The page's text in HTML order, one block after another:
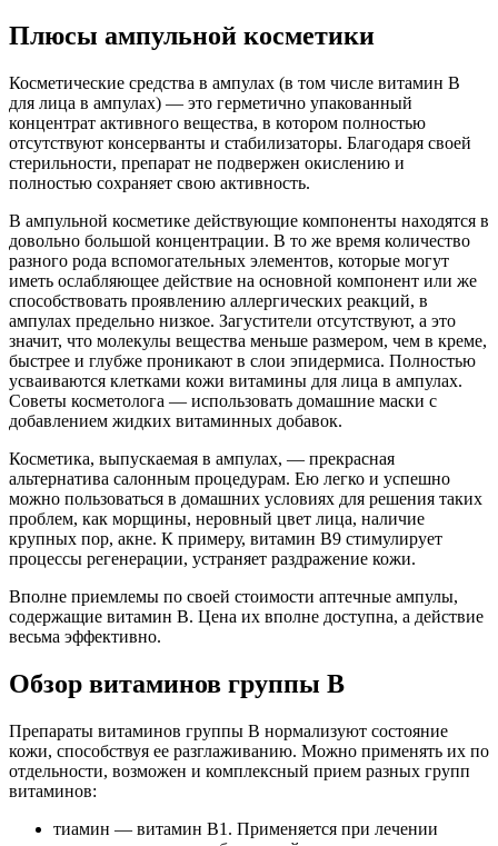
Плюсы ампульной косметики
Косметические средства в ампулах (в том числе витамин В
для лица в ампулах) — это герметично упакованный
концентрат активного вещества, в котором полностью
отсутствуют консерванты и стабилизаторы. Благодаря своей
стерильности, препарат не подвержен окислению и
полностью сохраняет свою активность.
В ампульной косметике действующие компоненты находятся в
довольно большой концентрации. В то же время количество
разного рода вспомогательных элементов, которые могут
иметь ослабляющее действие на основной компонент или же
способствовать проявлению аллергических реакций, в
ампулах предельно низкое. Загустители отсутствуют, а это
значит, что молекулы вещества меньше размером, чем в креме,
быстрее и глубже проникают в слои эпидермиса. Полностью
усваиваются клетками кожи витамины для лица в ампулах.
Советы косметолога — использовать домашние маски с
добавлением жидких витаминных добавок.
Косметика, выпускаемая в ампулах, — прекрасная
альтернатива салонным процедурам. Ею легко и успешно
можно пользоваться в домашних условиях для решения таких
проблем, как морщины, неровный цвет лица, наличие
крупных пор, акне. К примеру, витамин В9 стимулирует
процессы регенерации, устраняет раздражение кожи.
Вполне приемлемы по своей стоимости аптечные ампулы,
содержащие витамин В. Цена их вполне доступна, а действие
весьма эффективно.
Обзор витаминов группы В
Препараты витаминов группы В нормализуют состояние
кожи, способствуя ее разглаживанию. Можно применять их по
отдельности, возможен и комплексный прием разных групп
витаминов:
тиамин — витамин В1. Применяется при лечении